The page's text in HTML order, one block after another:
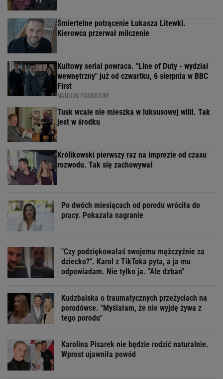
Śmiertelne potrącenie Łukasza Litewki.
Kierowca przerwał milczenie
Kultowy serial powraca. "Line of Duty - wydział
wewnętrzny" już od czwartku, 6 sierpnia w BBC
First
MATERIAŁ PROMOCYJNY
Tusk wcale nie mieszka w luksusowej willi. Tak
jest w środku
Królikowski pierwszy raz na imprezie od czasu
rozwodu. Tak się zachowywał
Po dwóch miesiącach od porodu wróciła do
pracy. Pokazała nagranie
"Czy podziękowałaś swojemu mężczyźnie za
dziecko?". Karol z TikToka pyta, a ja mu
odpowiadam. Nie tylko ja. "Ale dzban"
Kudzbalska o traumatycznych przeżyciach na
porodówce. "Myślałam, że nie wyjdę żywa z
tego porodu"
Karolina Pisarek nie będzie rodzić naturalnie.
Wprost ujawniła powód